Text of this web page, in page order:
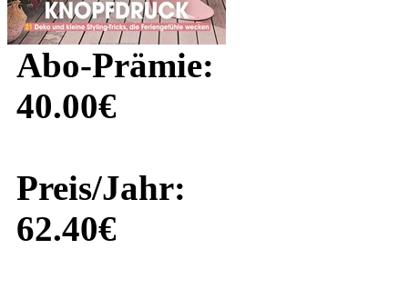
Abo-Prämie:
40.00€
Preis/Jahr:
62.40€